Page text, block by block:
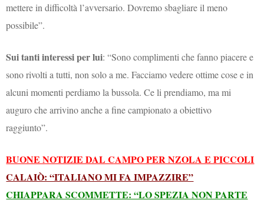
mettere in difficoltà l’avversario. Dovremo sbagliare il meno
possibile”.
Sui tanti interessi per lui: “Sono complimenti che fanno piacere e
sono rivolti a tutti, non solo a me. Facciamo vedere ottime cose e in
alcuni momenti perdiamo la bussola. Ce li prendiamo, ma mi
auguro che arrivino anche a fine campionato a obiettivo
raggiunto”.
BUONE NOTIZIE DAL CAMPO PER NZOLA E PICCOLI
CALAIÒ: “ITALIANO MI FA IMPAZZIRE”
CHIAPPARA SCOMMETTE: “LO SPEZIA NON PARTE